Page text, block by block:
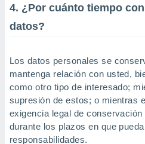
4. ¿Por cuánto tiempo
datos?
Los datos personales se
mantenga relación con usted,
como otro tipo de interesado;
supresión de estos; o mientras
exigencia legal de
durante los plazos en que
responsabilidades.